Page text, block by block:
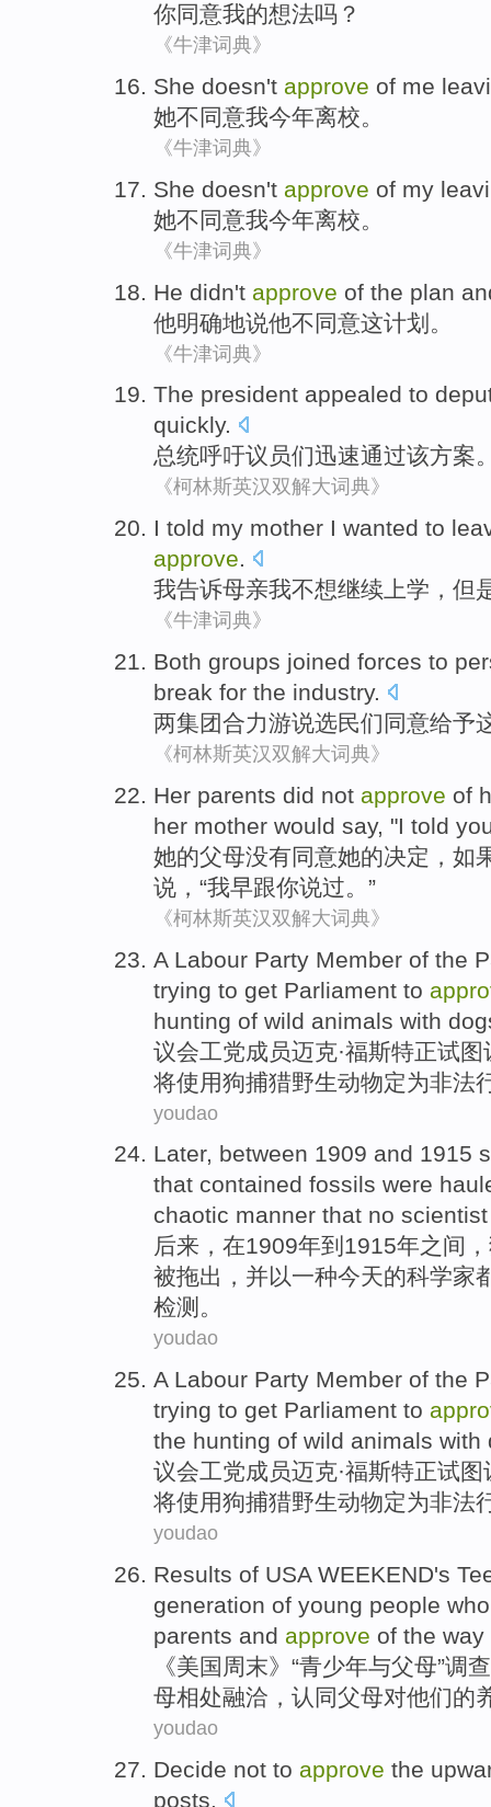
你同意我的想法吗？
《牛津词典》
She doesn't approve of me
她不同意我今年离校。
《牛津词典》
She doesn't approve of my
她不同意我今年离校。
《牛津词典》
He didn't approve of the plan
他明确地说他不同意这计划 。
《牛津词典》
The president appealed to
quickly.
总统呼吁议员们迅速通过该方案
《柯林斯英汉双解大词典》
I told my mother I wanted to
approve.
我告诉母亲我不想继续 上学， 但
《牛津词典》
Both groups joined forces to
break for the industry.
两集团合力游说选民们 同意给予
《柯林斯英汉双解大词典》
Her parents did not approve of
her mother would say, "I told
她的父母没有同意她的决定 ， 如
说 ，“我早跟你说过。”
《柯林斯英汉双解大词典》
A Labour Party Member of the
trying to get Parliament to
hunting of wild animals with
议会工党成员迈克·福斯特正试图
将使用狗捕猎野生动物定为非法
youdao
Later, between 1909 and 1915
that contained fossils were
chaotic manner that no scientist
后来 ，在1909年到1915年之间 ，
被拖出 ， 并以一种今天的科学家
检测。
youdao
A Labour Party Member of the
trying to get Parliament to
the hunting of wild animals with
议会工党成员迈克·福斯特正试图
将使用狗捕猎野生动物定为非法
youdao
Results of USA WEEKEND's
generation of young people who
parents and approve of the way
《美国 周末》“青少年与父母”调查
母相处融洽 ， 认同父母对他们的
youdao
Decide not to approve the
posts.